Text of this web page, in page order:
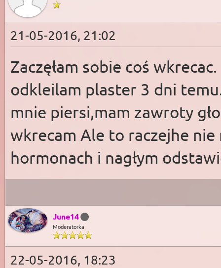
21-05-2016, 21:02
Zaczęłam sobie coś
odkleilam plaster 3 dni
mnie piersi,mam zawroty
wkrecam Ale to raczejhe
hormonach i nagłym
June14
Moderatorka
22-05-2016, 18:23